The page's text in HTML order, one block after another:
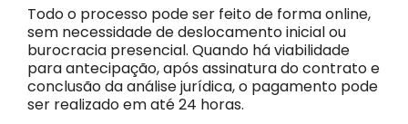
Todo o processo pode ser feito de forma online,
sem necessidade de deslocamento inicial ou
burocracia presencial. Quando há viabilidade
para antecipação, após assinatura do contrato e
conclusão da análise jurídica, o pagamento pode
ser realizado em até 24 horas.